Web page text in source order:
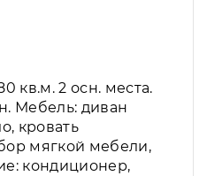
кв.м. 2 осн. места.
Мебель: диван
кровать
мягкой мебели,
кондиционер,